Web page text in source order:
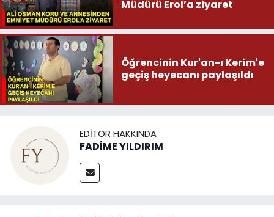
Müdürü Erol’a ziyaret
Öğrencinin Kur'an-ı Kerim'e
geçiş heyecanı paylaşıldı
EDITÖR HAKKINDA
FADİME YILDIRIM